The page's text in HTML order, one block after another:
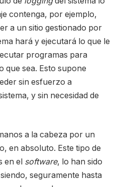
contenga, por ejemplo,
a un sitio gestionado por
hará y ejecutará lo que le
programas para
que sea. Esto supone
sin esfuerzo a
y sin necesidad de
a la cabeza por un
en absoluto. Este tipo de
en el software, lo han sido
seguramente hasta